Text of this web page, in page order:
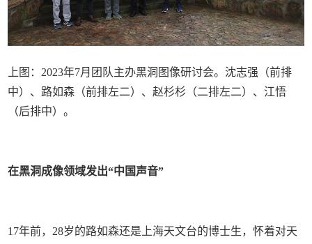
上图：2023年7月团队主办黑洞图像研讨会。沈志强（前排
中）、路如森（前排左二）、赵杉杉（二排左二）、江悟
（后排中）。
在黑洞成像领域发出“中国声音”
17年前，28岁的路如森还是上海天文台的博士生，怀着对天